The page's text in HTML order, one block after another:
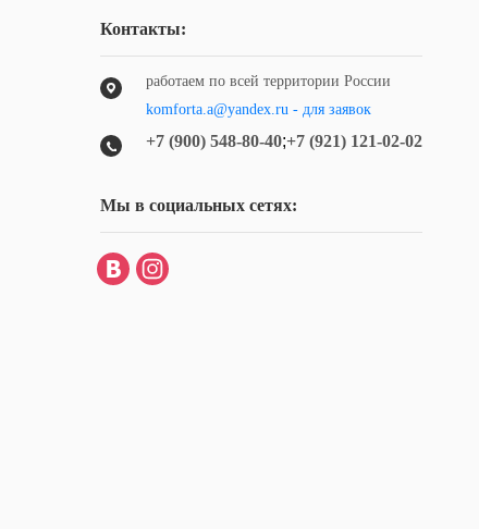
Контакты:
работаем по всей территории России
komforta.a@yandex.ru - для заявок
+7 (900) 548-80-40;+7 (921) 121-02-02
Мы в социальных сетях: